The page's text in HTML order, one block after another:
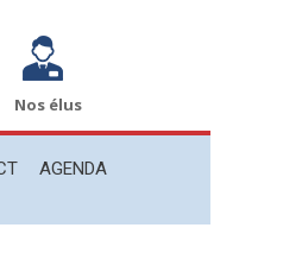
Nos élus
AGENDA
AGENDA